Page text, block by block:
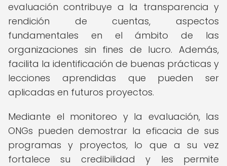
evaluación contribuye a la transparencia y
rendición de cuentas, aspectos
fundamentales en el ámbito de las
organizaciones sin fines de lucro. Además,
facilita la identificación de buenas prácticas y
lecciones aprendidas que pueden ser
aplicadas en futuros proyectos.
Mediante el monitoreo y la evaluación, las
ONGs pueden demostrar la eficacia de sus
programas y proyectos, lo que a su vez
fortalece su credibilidad y les permite